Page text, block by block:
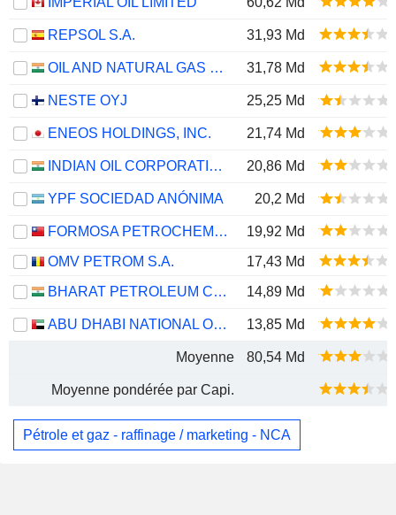
REPSOL S.A. 31,93 Md
OIL AND NATURAL GAS CORPORATION LIMITED 31,78 Md
NESTE OYJ 25,25 Md
ENEOS HOLDINGS, INC. 21,74 Md
INDIAN OIL CORPORATION LIMITED 20,86 Md
YPF SOCIEDAD ANÓNIMA 20,2 Md
FORMOSA PETROCHEMICAL CORPORATION
19,92 Md
OMV PETROM S.A.
17,43 Md
BHARAT PETROLEUM CORPORATION LIMITED
14,89 Md
ABU DHABI NATIONAL OIL COMPANY FOR DISTRIBUTION 13,85 Md
Moyenne 80,54 Md
Moyenne pondérée par Capi.
Pétrole et gaz - raffinage / marketing - NCA